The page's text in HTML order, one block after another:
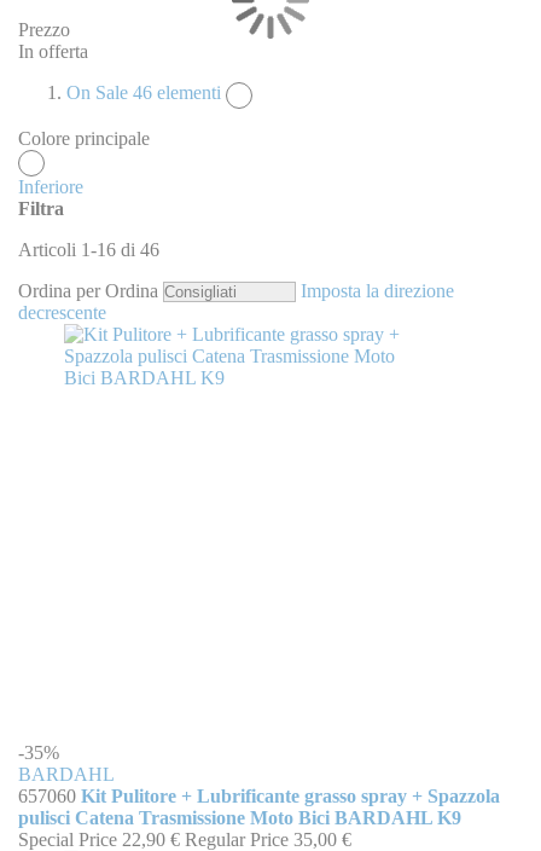
Filtra
Articoli 1-16 di 46
Ordina per Ordina
Imposta la direzione
decrescente
-35%
BARDAHL
657060 Kit Pulitore + Lubrificante grasso spray + Spazzola
pulisci Catena Trasmissione Moto Bici BARDAHL K9
Special Price 22,90 € Regular Price 35,00 €
Prezzo
In offerta
On Sale 46 elementi
Colore principale
Inferiore